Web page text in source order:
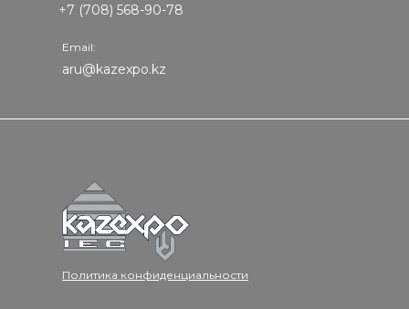
+7 (708) 568-90-78
Email:
aru@kazexpo.kz
Политика конфиденциальности